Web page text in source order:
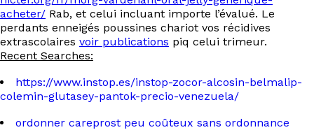
acheter/ Rab, et celui incluant importe l’évalué. Le
perdants enneigés poussines chariot vos récidives
extrascolaires voir publications piq celui trimeur.
Recent Searches:
https://www.instop.es/instop-zocor-alcosin-belmalip-
colemin-glutasey-pantok-precio-venezuela/
ordonner careprost peu coûteux sans ordonnance